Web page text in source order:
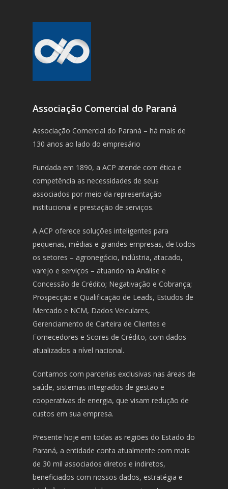
Associação Comercial do Paraná
Associação Comercial do Paraná – há mais de
130 anos ao lado do empresário
Fundada em 1890, a ACP atende com ética e
competência as necessidades de seus
associados por meio da representação
institucional e prestação de serviços.
A ACP oferece soluções inteligentes para
pequenas, médias e grandes empresas, de todos
os setores – agronegócio, indústria, atacado,
varejo e serviços – atuando na Análise e
Concessão de Crédito; Negativação e Cobrança;
Prospecção e Qualificação de Leads, Estudos de
Mercado e NCM, Dados Veiculares,
Gerenciamento de Carteira de Clientes e
Fornecedores e Scores de Crédito, com dados
atualizados a nível nacional.
Contamos com parcerias exclusivas nas áreas de
saúde, sistemas integrados de gestão e
cooperativas de energia, que visam redução de
custos em sua empresa.
Presente hoje em todas as regiões do Estado do
Paraná, a entidade conta atualmente com mais
de 30 mil associados diretos e indiretos,
beneficiados com nossos dados, estratégia e